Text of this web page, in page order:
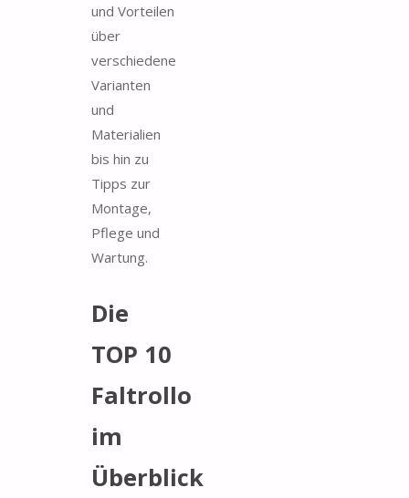
und Vorteilen
über
verschiedene
Varianten
und
Materialien
bis hin zu
Tipps zur
Montage,
Pflege und
Wartung.
Die
TOP 10
Faltrollo
im
Überblick